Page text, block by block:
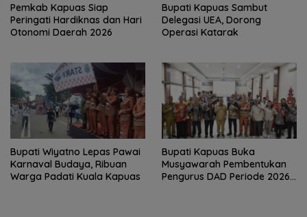
‎Pemkab Kapuas Siap
Peringati Hardiknas dan Hari
Otonomi Daerah 2026
Bupati Kapuas Sambut
Delegasi UEA, Dorong
Operasi Katarak
Bupati Wiyatno Lepas Pawai
Karnaval Budaya, Ribuan
Warga Padati Kuala Kapuas
Bupati Kapuas Buka
Musyawarah Pembentukan
Pengurus DAD Periode 2026–